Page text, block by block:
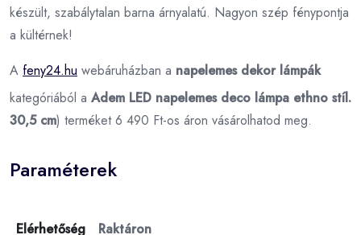
készült, szabálytalan barna árnyalatú. Nagyon szép fénypontja
a kültérnek!
A feny24.hu webáruházban a napelemes dekor lámpák
kategóriából a Adem LED napelemes deco lámpa ethno stíl.
30,5 cm) terméket 6 490 Ft-os áron vásárolhatod meg.
Paraméterek
Elérhetőség Raktáron